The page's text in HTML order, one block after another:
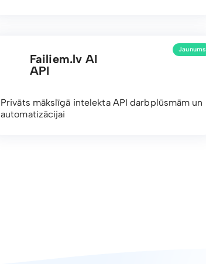
Failiem.lv AI
API
Privāts mākslīgā intelekta API darbplūsmām un
automatizācijai
Jaunums